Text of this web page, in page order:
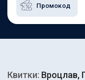
Квитки: Вроцлав,